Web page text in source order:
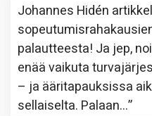
Johannes Hidén
palautteesta! Ja jep,
enää vaikuta
– ja ääritapauksissa
sellaiselta. Palaan…”